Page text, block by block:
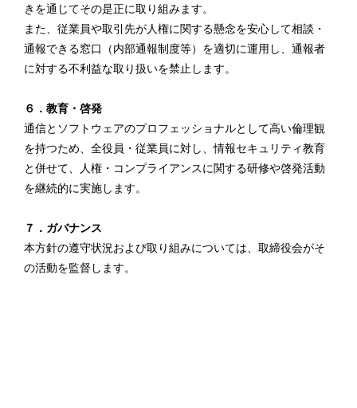
きを通じてその是正に取り組みます。
また、従業員や取引先が人権に関する懸念を安心して相談・
通報できる窓口（内部通報制度等）を適切に運用し、通報者
に対する不利益な取り扱いを禁止します。
６．教育・啓発
通信とソフトウェアのプロフェッショナルとして高い倫理観
を持つため、全役員・従業員に対し、情報セキュリティ教育
と併せて、人権・コンプライアンスに関する研修や啓発活動
を継続的に実施します。
７．ガバナンス
本方針の遵守状況および取り組みについては、取締役会がそ
の活動を監督します。